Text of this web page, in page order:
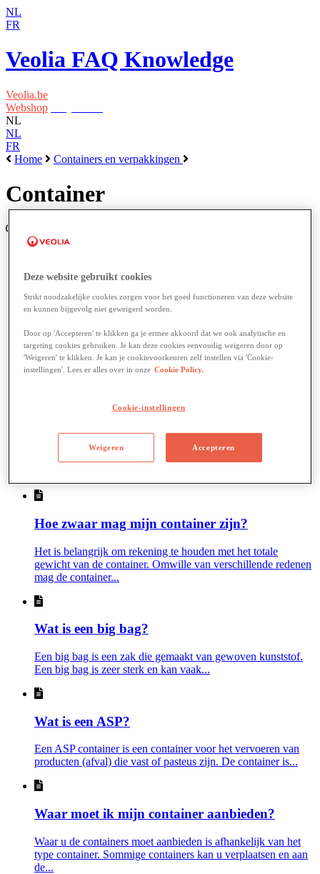
NL
FR
Veolia FAQ Knowledge
Veolia.be
Webshop
NL
NL
FR
Home
Containers en verpakkingen
Container
Mijn gevaarlijk afval is onbekend? Wat kan ik
Het kan zijn dat het product in een onbekende verpakking zit
en zonder enige pictogrammen waardoor u geen idee heeft...
Bij VEOLIA streven we samen met onze klanten naar een
maximale recyclage van afvalstromen. Om te kunnen
Hoe zwaar mag mijn container zijn?
Het is belangrijk om rekening te houden met het totale
gewicht van de container. Omwille van verschillende redenen
mag de container...
Wat is een big bag?
Een big bag is een zak die gemaakt van gewoven kunststof.
Een big bag is zeer sterk en kan vaak...
Wat is een ASP?
Een ASP container is een container voor het vervoeren van
producten (afval) die vast of pasteus zijn. De container is...
Waar moet ik mijn container aanbieden?
Waar u de containers moet aanbieden is afhankelijk van het
type container. Sommige containers kan u verplaatsen en aan
de...
Deze website gebruikt cookies
Strikt noodzakelijke cookies zorgen voor het goed functioneren van deze website
en kunnen bijgevolg niet geweigerd worden.
Door op 'Accepteren' te klikken ga je ermee akkoord dat we ook analytische en
targeting cookies gebruiken. Je kan deze cookies eenvoudig weigeren door op
'Weigeren' te klikken. Je kan je cookievoorkeuren zelf instellen via 'Cookie-
instellingen'. Lees er alles over in onze Cookie Policy.
Cookie-instellingen
Weigeren Accepteren